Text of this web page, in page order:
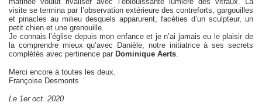
visite se termina par l’observation extérieure des contreforts, gargouilles
et pinacles au milieu desquels apparurent, facéties d’un sculpteur, un
petit chien et une grenouille.
Je connais l’église depuis mon enfance et je n’ai jamais eu le plaisir de
la comprendre mieux qu’avec Danièle, notre initiatrice à ses secrets
complétés avec pertinence par Dominique Aerts.
Merci encore à toutes les deux.
Françoise Desmonts
Le 1er oct. 2020